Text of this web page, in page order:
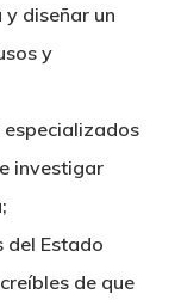
diseñar un
y
investigar
del Estado
de que